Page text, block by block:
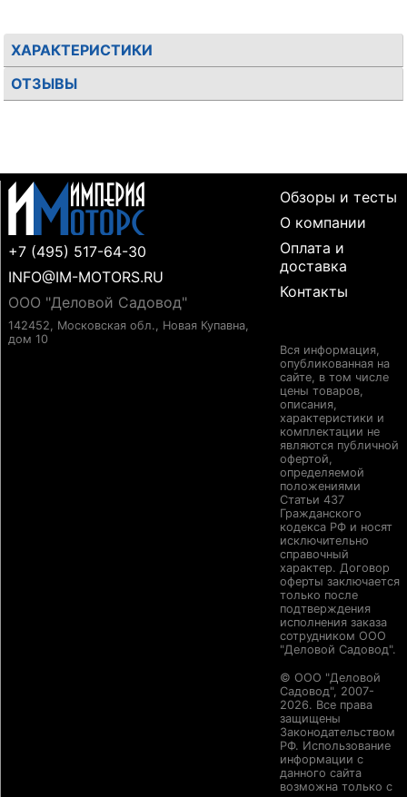
ХАРАКТЕРИСТИКИ
ОТЗЫВЫ
+7 (495) 517-64-30
INFO@IM-MOTORS.RU
ООО "Деловой Садовод"
142452, Московская обл., Новая Купавна,
дом 10
Обзоры и тесты
О компании
Оплата и
доставка
Контакты
Вся информация,
опубликованная на
сайте, в том числе
цены товаров,
описания,
характеристики и
комплектации не
являются публичной
офертой,
определяемой
положениями
Статьи 437
Гражданского
кодекса РФ и носят
исключительно
справочный
характер. Договор
оферты заключается
только после
подтверждения
исполнения заказа
сотрудником ООО
"Деловой Садовод".
© ООО "Деловой
Садовод", 2007-
2026. Все права
защищены
Законодательством
РФ. Использование
информации с
данного сайта
возможна только с